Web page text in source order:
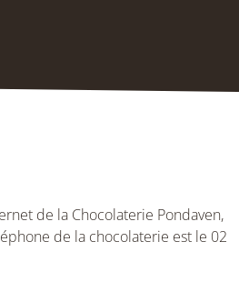
de la Chocolaterie Pondaven,
de la chocolaterie est le 02